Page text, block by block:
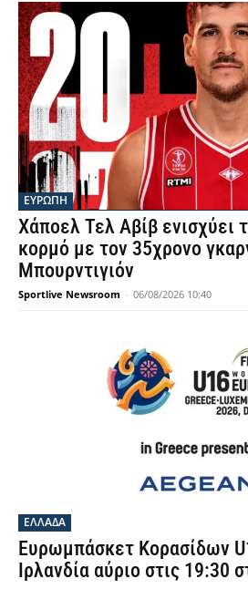
ΕΥΡΩΠΗ
Χάποελ Τελ Αβίβ ενισχύει
κορμό με τον 35χρονο
Μπουρντιγιόν
Sportlive Newsroom - 06/08/2026 10:40
ΕΛΛΑΔΑ
Ευρωμπάσκετ Κορασίδων
Ιρλανδία αύριο στις 19:30